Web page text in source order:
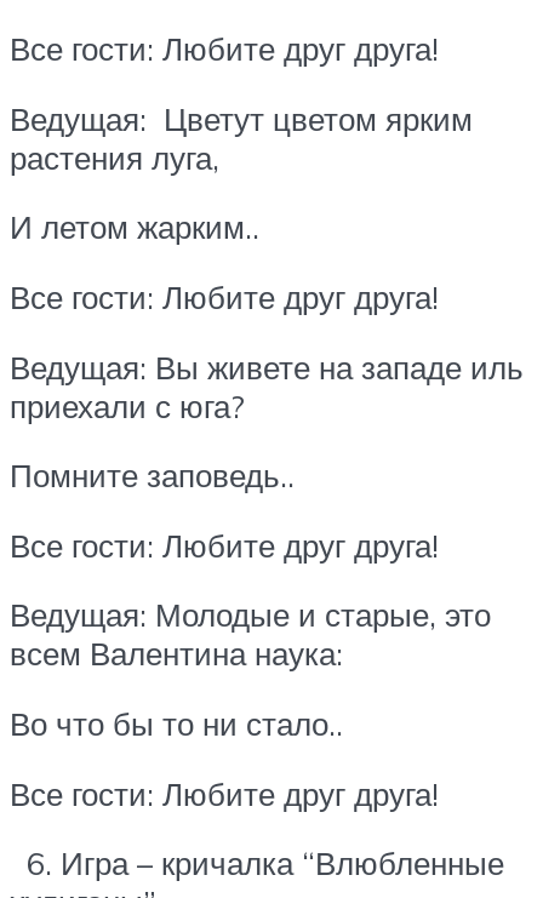
Все гости: Любите друг друга!
Ведущая: Цветут цветом ярким
растения луга,
И летом жарким..
Все гости: Любите друг друга!
Ведущая: Вы живете на западе иль
приехали с юга?
Помните заповедь..
Все гости: Любите друг друга!
Ведущая: Молодые и старые, это
всем Валентина наука:
Во что бы то ни стало..
Все гости: Любите друг друга!
6. Игра – кричалка “Влюбленные